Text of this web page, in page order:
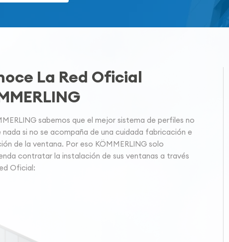
La Red Oficial
sabemos que el mejor sistema de perfiles no
nada si no se acompaña de una cuidada fabricación e
de la ventana. Por eso KÖMMERLING solo
contratar la instalación de sus ventanas a través
Oficial: